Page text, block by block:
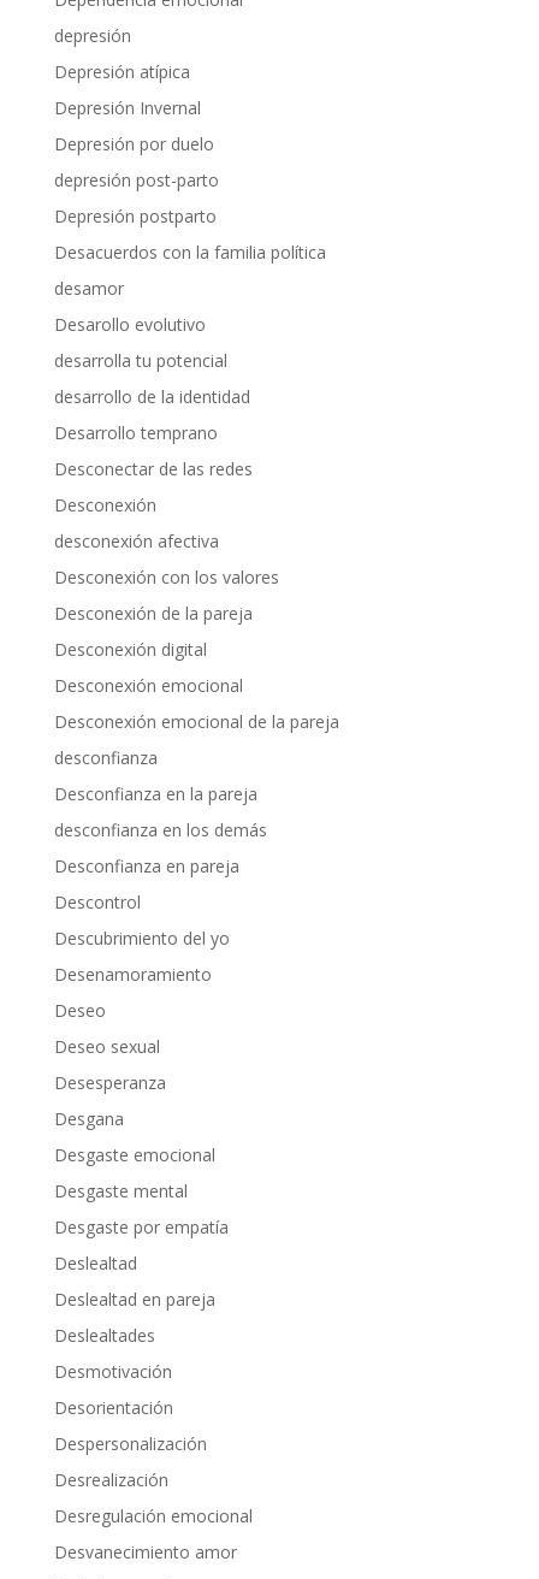
depresión
Depresión atípica
Depresión Invernal
Depresión por duelo
depresión post-parto
Depresión postparto
Desacuerdos con la familia política
desamor
Desarollo evolutivo
desarrolla tu potencial
desarrollo de la identidad
Desarrollo temprano
Desconectar de las redes
Desconexión
desconexión afectiva
Desconexión con los valores
Desconexión de la pareja
Desconexión digital
Desconexión emocional
Desconexión emocional de la pareja
desconfianza
Desconfianza en la pareja
desconfianza en los demás
Desconfianza en pareja
Descontrol
Descubrimiento del yo
Desenamoramiento
Deseo
Deseo sexual
Desesperanza
Desgana
Desgaste emocional
Desgaste mental
Desgaste por empatía
Deslealtad
Deslealtad en pareja
Deslealtades
Desmotivación
Desorientación
Despersonalización
Desrealización
Desregulación emocional
Desvanecimiento amor